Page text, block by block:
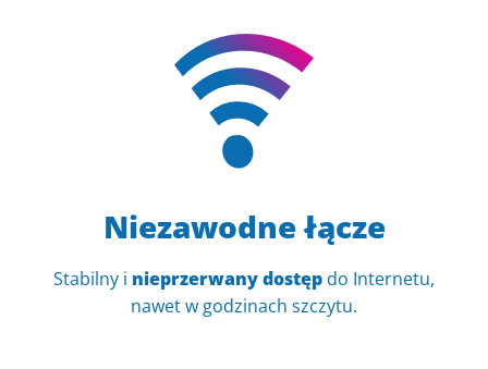
Niezawodne łącze
Stabilny i nieprzerwany dostępdo Internetu,
nawet w godzinach szczytu.